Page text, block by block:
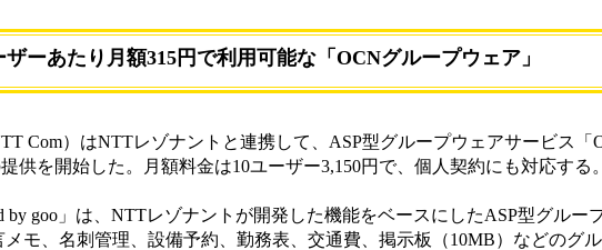
ーあたり月額315円で利用可能な「OCNグループウェア」
Com）はNTTレゾナントと連携して、ASP型グループウェアサービス「
供を開始した。月額料金は10ユーザー3,150円で、個人契約にも対応する。
goo」は、NTTレゾナントが開発した機能をベースにしたASP型グルー
モ、名刺管理、設備予約、勤務表、交通費、掲示板（10MB）などのグ